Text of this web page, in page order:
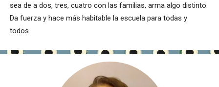
sea de a dos, tres, cuatro con las familias, arma algo distinto.
Da fuerza y hace más habitable la escuela para todas y
todos.